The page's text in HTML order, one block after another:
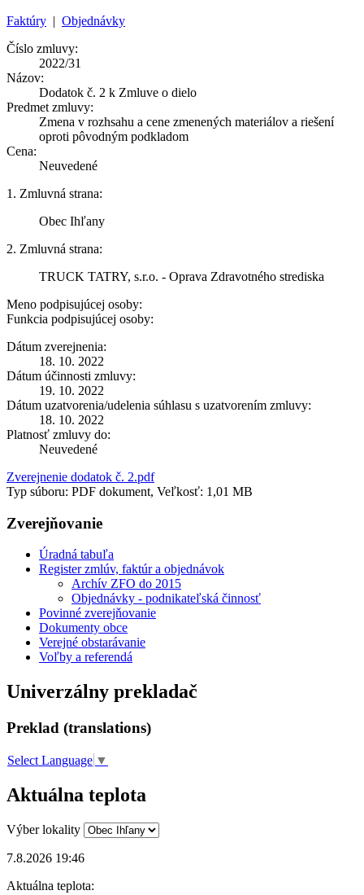
Faktúry | Objednávky
Číslo zmluvy:
2022/31
Názov:
Dodatok č. 2 k Zmluve o dielo
Predmet zmluvy:
Zmena v rozhsahu a cene zmenených materiálov a riešení
oproti pôvodným podkladom
Cena:
Neuvedené
1. Zmluvná strana:
Obec Ihľany
2. Zmluvná strana:
TRUCK TATRY, s.r.o. - Oprava Zdravotného strediska
Meno podpisujúcej osoby:
Funkcia podpisujúcej osoby:
Dátum zverejnenia:
18. 10. 2022
Dátum účinnosti zmluvy:
19. 10. 2022
Dátum uzatvorenia/udelenia súhlasu s uzatvorením zmluvy:
18. 10. 2022
Platnosť zmluvy do:
Neuvedené
Zverejnenie dodatok č. 2.pdf
Typ súboru: PDF dokument, Veľkosť: 1,01 MB
Zverejňovanie
Úradná tabuľa
Register zmlúv, faktúr a objednávok
Archív ZFO do 2015
Objednávky - podnikateľská činnosť
Povinné zverejňovanie
Dokumenty obce
Verejné obstarávanie
Voľby a referendá
Univerzálny prekladač
Preklad (translations)
Select Language ▼
Aktuálna teplota
Výber lokality
7.8.2026 19:46
Aktuálna teplota: